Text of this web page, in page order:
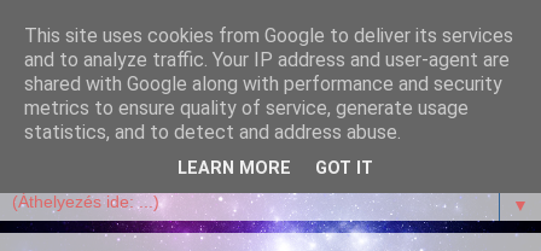
Garffyka
Szösszenetek a konyhámból, az életemből. Mosollyal,
receptekkel, vidámsággal, marcipánnal, csokival.
▼
This site uses cookies from Google to deliver its services
and to analyze traffic. Your IP address and user-agent are
shared with Google along with performance and security
metrics to ensure quality of service, generate usage
statistics, and to detect and address abuse.
LEARN MORE GOT IT